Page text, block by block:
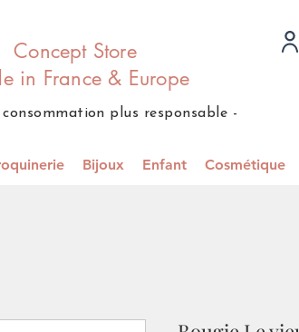
Concept Store
in France & Europe
plus responsable -
Bijoux Enfant Cosmétique